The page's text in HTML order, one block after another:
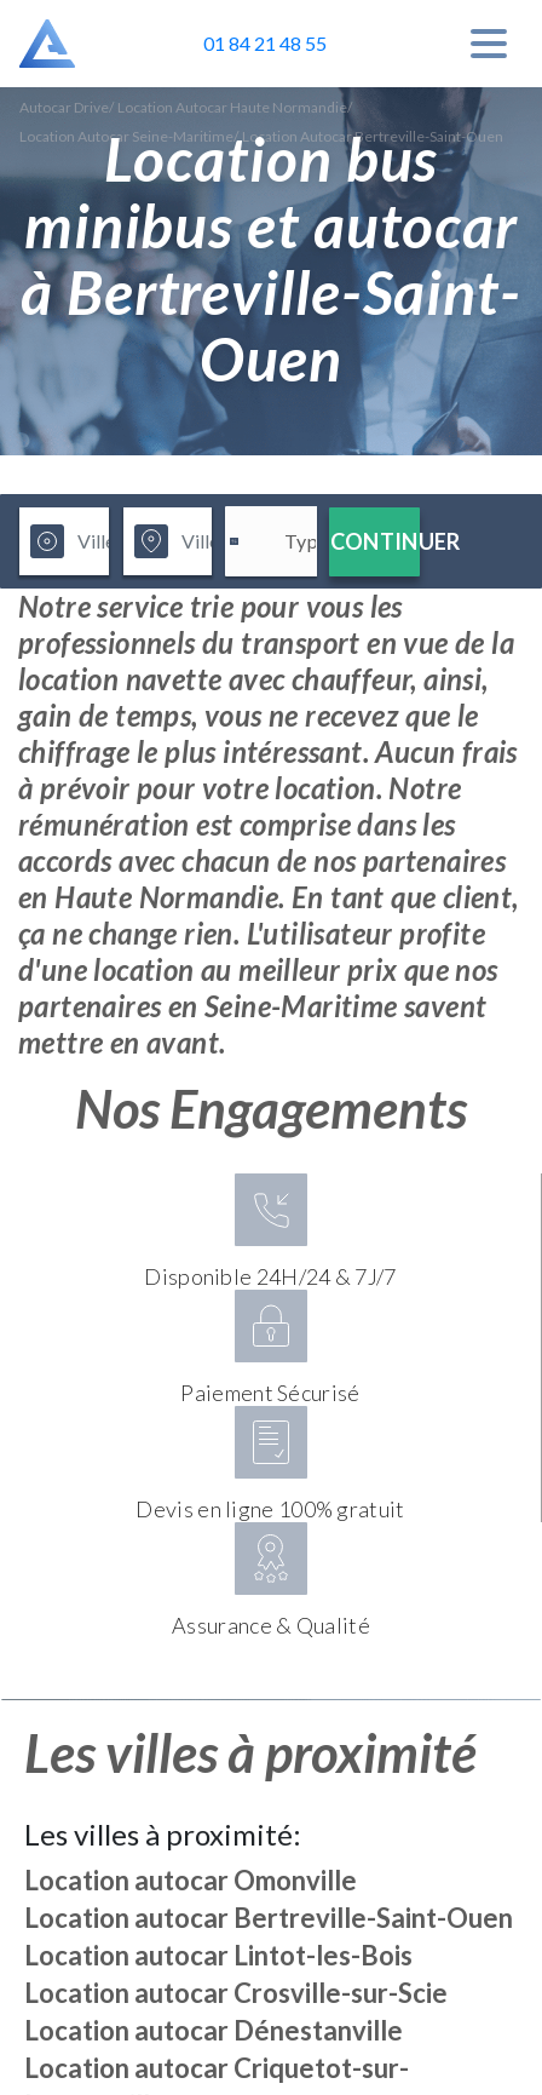
01 84 21 48 55
Autocar Drive/ Location Autocar Haute Normandie/
Location Autocar Seine-Maritime/ Location Autocar Bertreville-Saint-Ouen
Location bus
minibus et autocar
à Bertreville-Saint-
Ouen
CONTINUER
Notre service trie pour vous les
professionnels du transport en vue de la
location navette avec chauffeur, ainsi,
gain de temps, vous ne recevez que le
chiffrage le plus intéressant. Aucun frais
à prévoir pour votre location. Notre
rémunération est comprise dans les
accords avec chacun de nos partenaires
en Haute Normandie. En tant que client,
ça ne change rien. L'utilisateur profite
d'une location au meilleur prix que nos
partenaires en Seine-Maritime savent
mettre en avant.
Nos Engagements
Disponible 24H/24 & 7J/7
Paiement Sécurisé
Devis en ligne 100% gratuit
Assurance & Qualité
Les villes à proximité
Les villes à proximité:
Location autocarOmonville
Location autocar Bertreville-Saint-Ouen
Location autocar Lintot-les-Bois
Location autocarCrosville-sur-Scie
Location autocar Dénestanville
Location autocarCriquetot-sur-